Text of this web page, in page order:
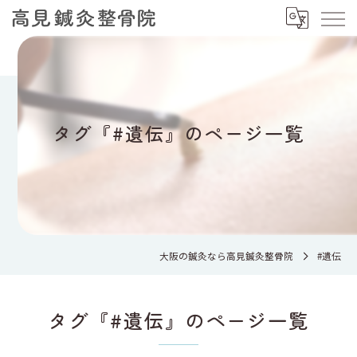
タグ『#遺伝』のページ一覧
大阪の鍼灸なら高見鍼灸整骨院 #遺伝
タグ『#遺伝』のページ一覧